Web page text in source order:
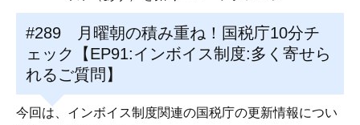
#289 月曜朝の積み重ね！国税庁10分チ
ェック【EP91:インボイス制度:多く寄せら
れるご質問】
今回は、インボイス制度関連の国税庁の更新情報につい